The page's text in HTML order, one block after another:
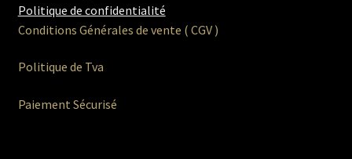
Politique de confidentialité
Conditions Générales de vente ( CGV )
Politique de Tva
Paiement Sécurisé